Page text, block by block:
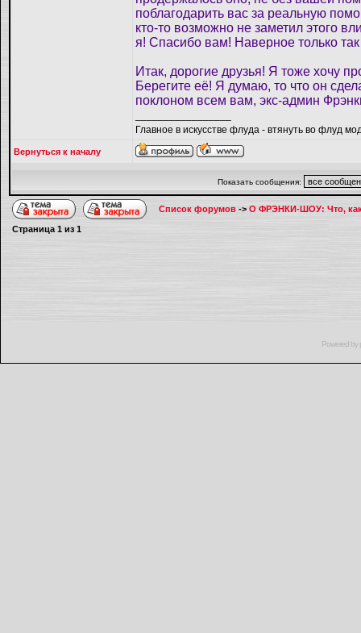
поблагодарить вас за реальную
кто-то возможно не заметил этого
я! Спасибо вам! Наверное только
Итак, дорогие друзья! Я тоже хочу
Берегите её! Я думаю, то что он
поклоном всем вам, экс-админ
Главное в искусстве флуда - втянуть во флуд
Вернуться к началу
Показать сообщения:
Список форумов -> О ФРЭНКИ-ШОУ: Что,
Страница 1 из 1
Powered by